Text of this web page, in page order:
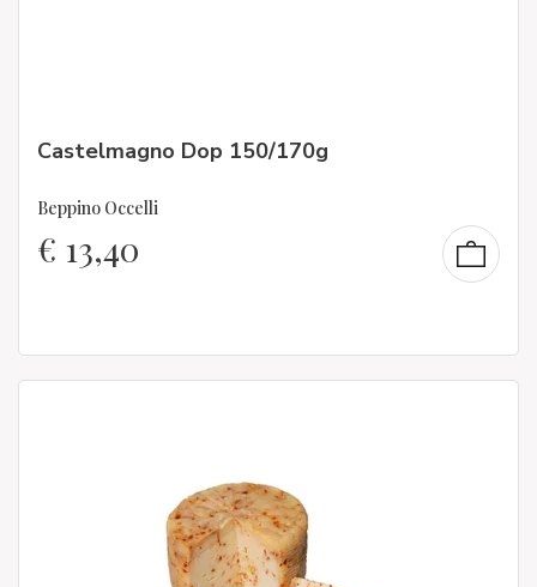
Castelmagno Dop 150/170g
Beppino Occelli
€ 13,40